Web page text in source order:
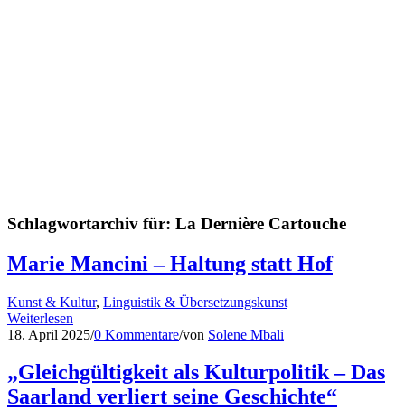
Schlagwortarchiv für: La Dernière Cartouche
Marie Mancini – Haltung statt Hof
Kunst & Kultur, Linguistik & Übersetzungskunst
Weiterlesen
18. April 2025/0 Kommentare/von Solene Mbali
„Gleichgültigkeit als Kulturpolitik – Das
Saarland verliert seine Geschichte“